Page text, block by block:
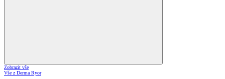
Zobrazit vše
Vše z Derma Ryor